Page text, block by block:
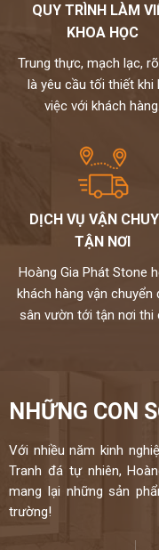
QUY TRÌNH LÀM
KHOA HỌC
Trung thực, mạch lạc,
là yêu cầu tối thiết khi
việc với khách hàng.
DỊCH VỤ VẬN
TẬN NƠI
Hoàng Gia Phát Stone
khách hàng vận chuyển
sân vườn tới tận nơi thi
NHỮNG CON
Với nhiều năm kinh
Tranh đá tự nhiên,
mang lại những sản
trường!